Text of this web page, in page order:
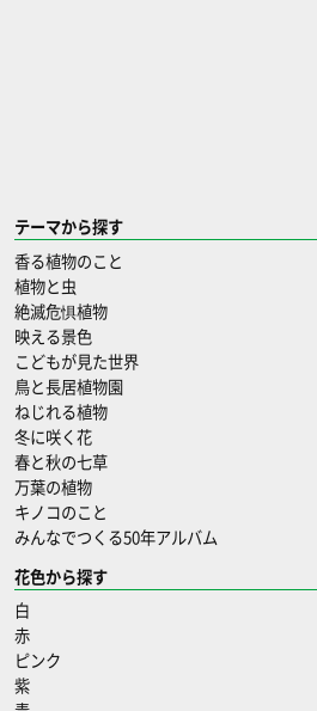
テーマから探す
香る植物のこと
植物と虫
絶滅危惧植物
映える景色
こどもが見た世界
鳥と長居植物園
ねじれる植物
冬に咲く花
春と秋の七草
万葉の植物
キノコのこと
みんなでつくる50年アルバム
花色から探す
白
赤
ピンク
紫